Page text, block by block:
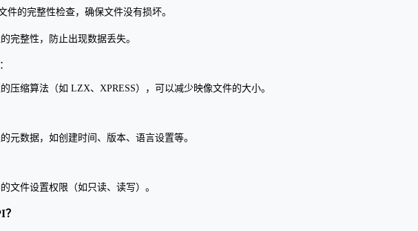
件的完整性检查，确保文件没有损坏。
完整性，防止出现数据丢失。
压缩算法（如 LZX、XPRESS），可以减少映像文件的大小。
元数据，如创建时间、版本、语言设置等。
文件设置权限（如只读、读写）。